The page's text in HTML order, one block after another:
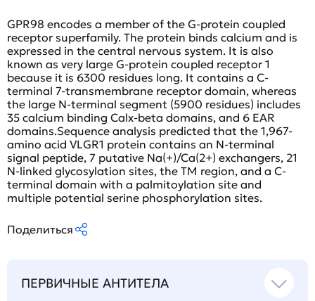
GPR98 encodes a member of the G-protein coupled
receptor superfamily. The protein binds calcium and is
expressed in the central nervous system. It is also
known as very large G-protein coupled receptor 1
because it is 6300 residues long. It contains a C-
terminal 7-transmembrane receptor domain, whereas
the large N-terminal segment (5900 residues) includes
35 calcium binding Calx-beta domains, and 6 EAR
domains.Sequence analysis predicted that the 1,967-
amino acid VLGR1 protein contains an N-terminal
signal peptide, 7 putative Na(+)/Ca(2+) exchangers, 21
N-linked glycosylation sites, the TM region, and a C-
terminal domain with a palmitoylation site and
multiple potential serine phosphorylation sites.
Поделиться
ПЕРВИЧНЫЕ АНТИТЕЛА